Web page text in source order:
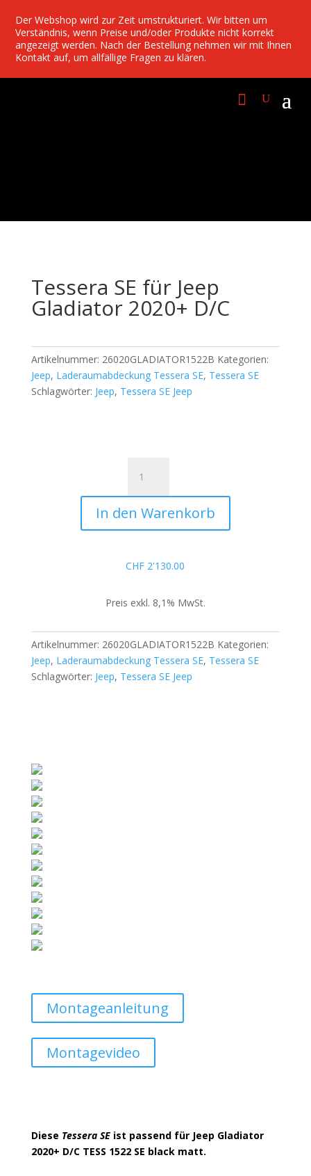
Der Webshop wird zur Zeit umstrukturiert. Wir bitten um
Verständnis, wenn Preise und/oder Produkte nicht korrekt
angezeigt werden. Nach der Bestellung nehmen wir mit Ihnen
Kontakt auf, um allfällige Fragen zu klären.
Tessera SE für Jeep
Gladiator 2020+ D/C
Artikelnummer: 26020GLADIATOR1522B Kategorien:
Jeep, Laderaumabdeckung Tessera SE, Tessera SE
Schlagwörter: Jeep, Tessera SE Jeep
für
Jeep
Gladiator
D/C
In den Warenkorb
CHF 2'130.00
Preis exkl. 8,1% MwSt.
Artikelnummer: 26020GLADIATOR1522B Kategorien:
Jeep, Laderaumabdeckung Tessera SE, Tessera SE
Schlagwörter: Jeep, Tessera SE Jeep
Montageanleitung
Montagevideo
Diese Tessera SE ist passend für Jeep Gladiator
2020+ D/C TESS 1522 SE black matt.